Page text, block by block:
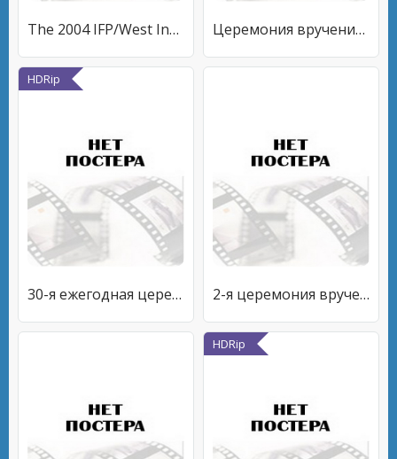
The 2004 IFP/West Independent Spirit Awards Церемония вручения премии Британской киноакадемии 2004
HDRip
30-я ежегодная церемония вручения премии People's Choice Awards 2-я церемония вручения премии Spaceys Awards
HDRip